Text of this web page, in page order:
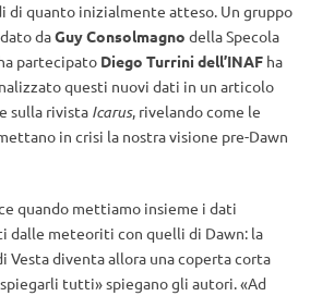
di quanto inizialmente atteso. Un gruppo
daGuy Consolmagno della Specola
partecipato Diego Turrini dell’INAF ha
questi nuovi dati in un articolo
sulla rivista Icarus, rivelando come le
in crisi la nostra visione pre-Dawn
quando mettiamo insieme i dati
dalle meteoriti con quelli di Dawn: la
Vesta diventa allora una coperta corta
tutti» spiegano gli autori. «Ad